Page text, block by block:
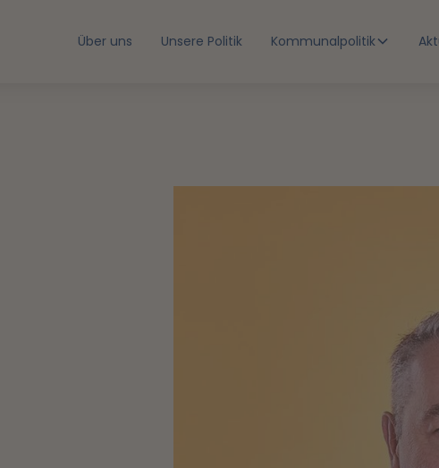
Über uns Unsere Politik Kommunalpolitik